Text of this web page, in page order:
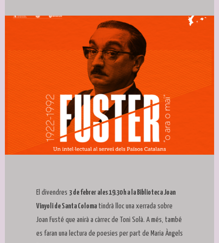
El divendres 3 de febrer ales 19.30 h a la Biblioteca Joan
Vinyoli de Santa Coloma tindrà lloc una xerrada sobre
Joan Fusté que anirà a càrrec de Toni Solà. A més, també
es faran una lectura de poesies per part de Maria Àngels